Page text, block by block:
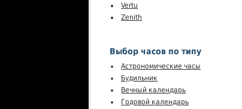
Vertu
Zenith
Выбор часов по типу
Астрономические часы
Будильник
Вечный календарь
Годовой календарь